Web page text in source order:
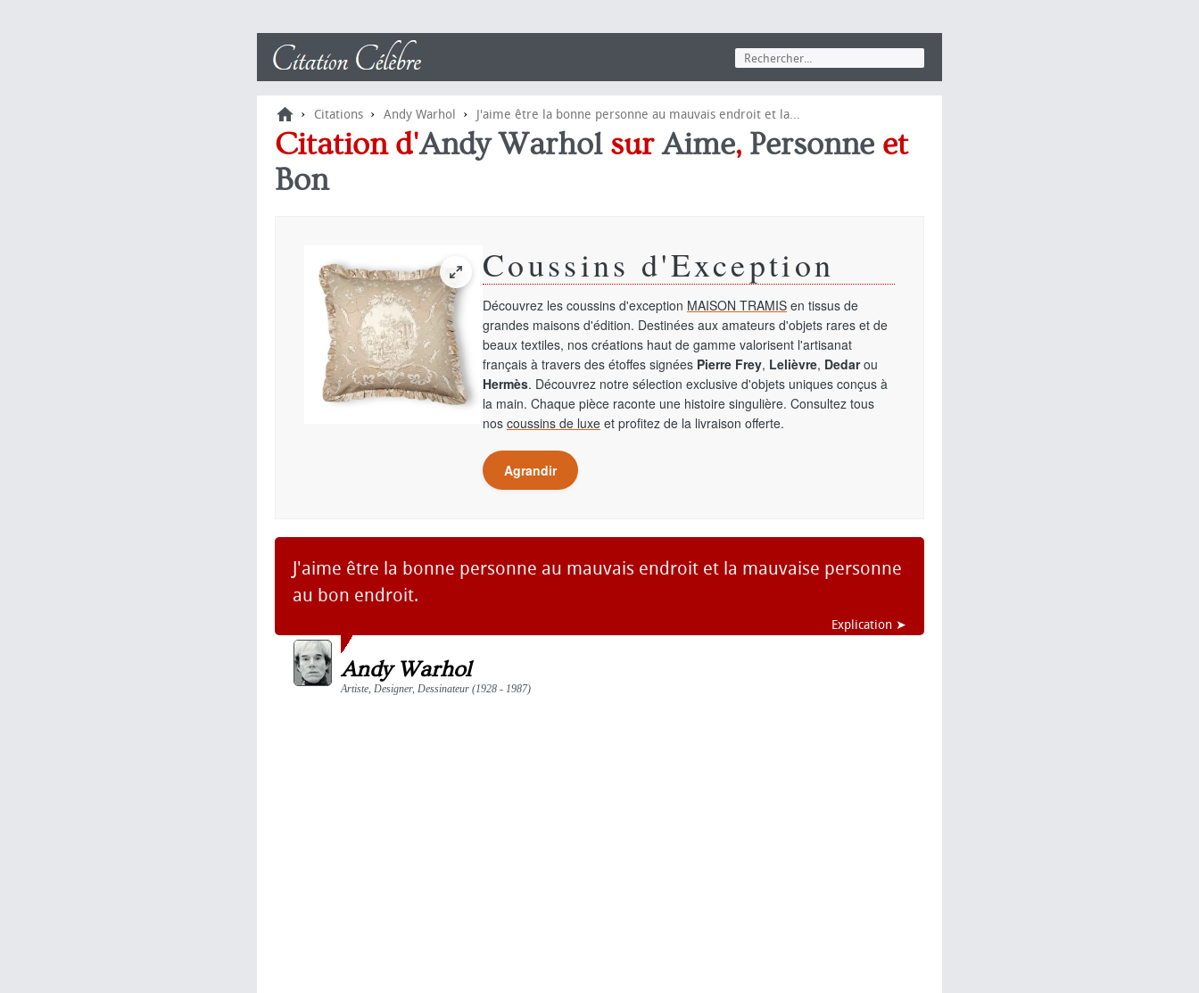
› Citations › Andy Warhol › J'aime être la bonne personne au mauvais endroit et la...
Citation d'Andy WarholsurAime, Personne et
Bon
Coussins d'Exception
Découvrez les coussins d'exception MAISON TRAMIS en tissus de
grandes maisons d'édition. Destinées aux amateurs d'objets rares et de
beaux textiles, nos créations haut de gamme valorisent l'artisanat
français à travers des étoffes signées Pierre Frey, Lelièvre, Dedarou
Hermès. Découvrez notre sélection exclusive d'objets uniques conçus à
la main. Chaque pièce raconte une histoire singulière. Consultez tous
nos coussins de luxe et profitez de la livraison offerte.
Agrandir
J'aime être la bonne personne au mauvais endroit et la mauvaise personne
au bon endroit.
Explication ➤
Andy Warhol
Artiste, Designer, Dessinateur (1928 - 1987)